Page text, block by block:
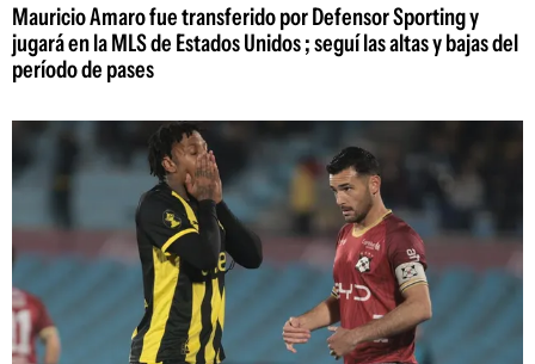
Mauricio Amaro fue transferido por Defensor Sporting y
jugará en la MLS de Estados Unidos ; seguí las altas y bajas del
período de pases